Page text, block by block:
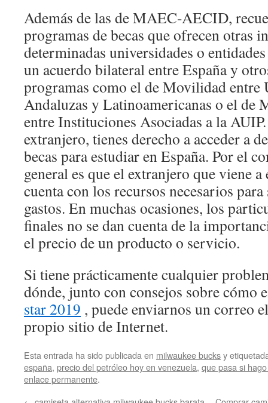
Además de las de MAEC-AECID,
programas de becas que ofrecen otras
determinadas universidades o
un acuerdo bilateral entre España y
programas como el de Movilidad entre
Andaluzas y Latinoamericanas o el de
entre Instituciones Asociadas a la
extranjero, tienes derecho a acceder a
becas para estudiar en España. Por el
general es que el extranjero que viene
cuenta con los recursos necesarios
gastos. En muchas ocasiones, los
finales no se dan cuenta de la
el precio de un producto o servicio.
Si tiene prácticamente cualquier
dónde, junto con consejos sobre cómo
star 2019 , puede enviarnos un correo
propio sitio de Internet.
Esta entrada ha sido publicada en milwaukee bucksy
españa, precio del petróleo hoy en venezuela, que pasa si
enlace permanente.